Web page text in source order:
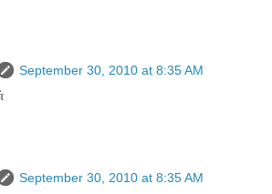
September 30, 2010 at 8:35 AM
September 30, 2010 at 8:35 AM